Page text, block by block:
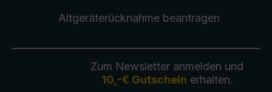
Altgeräterücknahmebeantragen
Zum Newsletter anmelden und
10,-€ Gutschein erhalten.